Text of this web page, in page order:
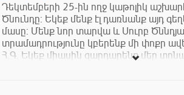
Դեկտեմբերի 25-ին ողջ կաթոլիկ
Ծնունդը: Եկեք մենք էլ դառնանք այդ
մասը: Մենք նոր տարվա և Սուրբ
տրամադրությունը կբերենք մի փոքր
Հ.Գ. Եկեք միասին զարդարենք մեր